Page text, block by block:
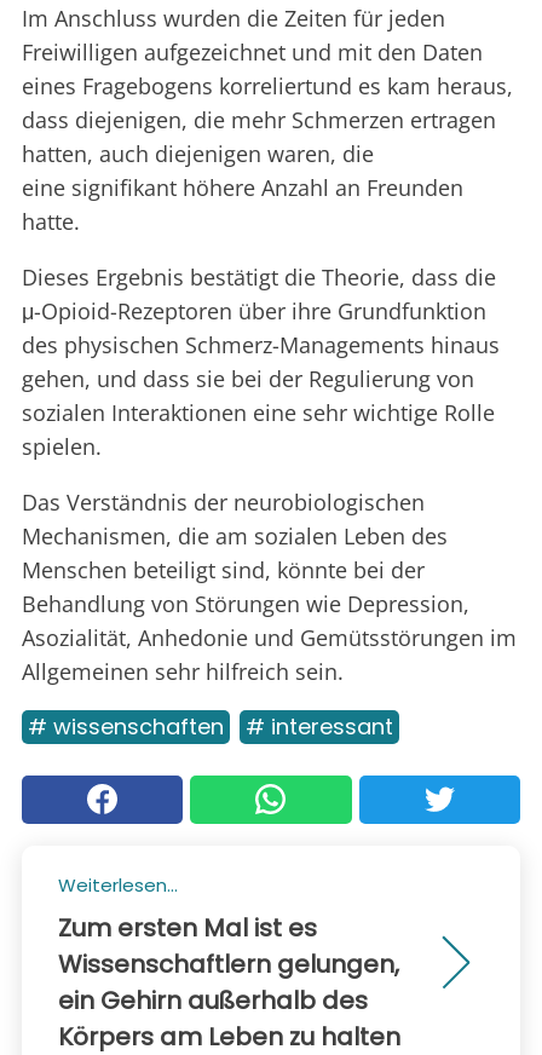
Im Anschluss wurden die Zeiten für jeden
Freiwilligen aufgezeichnet und mit den Daten
eines Fragebogens korreliertund es kam heraus,
dass diejenigen, die mehr Schmerzen ertragen
hatten, auch diejenigen waren, die
eine signifikant höhere Anzahl an Freunden
hatte.
Dieses Ergebnis bestätigt die Theorie, dass die
μ-Opioid-Rezeptoren über ihre Grundfunktion
des physischen Schmerz-Managements hinaus
gehen, und dass sie bei der Regulierung von
sozialen Interaktionen eine sehr wichtige Rolle
spielen.
Das Verständnis der neurobiologischen
Mechanismen, die am sozialen Leben des
Menschen beteiligt sind, könnte bei der
Behandlung von Störungen wie Depression,
Asozialität, Anhedonie und Gemütsstörungen im
Allgemeinen sehr hilfreich sein.
# wissenschaften # interessant
Weiterlesen...
Zum ersten Mal ist es
Wissenschaftlern gelungen,
ein Gehirn außerhalb des
Körpers am Leben zu halten